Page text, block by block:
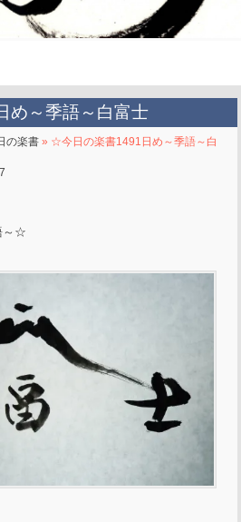
め～季語～白富士
の楽書 » ☆今日の楽書1491日め～季語～白
～☆